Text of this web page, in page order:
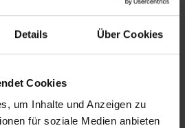
Details Über Cookies
Cookies
um Inhalte und Anzeigen zu
für soziale Medien anbieten